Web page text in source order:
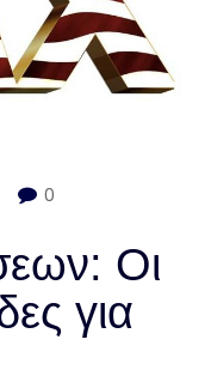
0
Οι
για